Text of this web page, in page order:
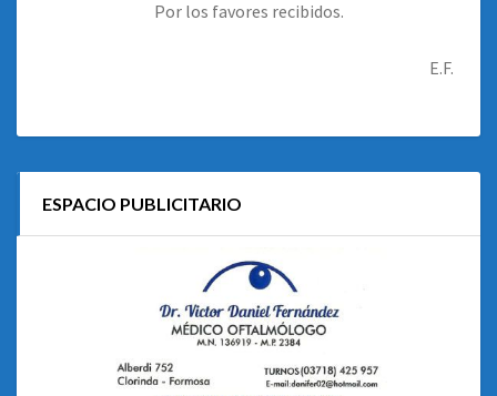
Por los favores recibidos.
E.F.
ESPACIO PUBLICITARIO